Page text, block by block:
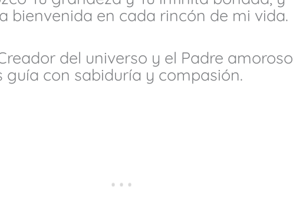
bienvenida en cada rincón de mi vida.
del universo y el Padre amoroso
guía con sabiduría y compasión.